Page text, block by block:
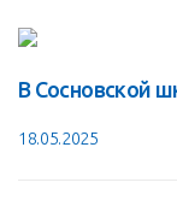
В Сосновской
18.05.2025